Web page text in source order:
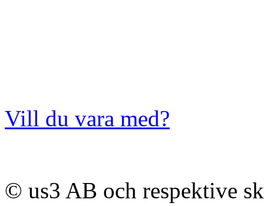
Vill du vara med?
© us3 AB och respektive